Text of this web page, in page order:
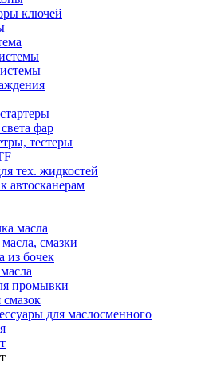
ключей
фар
тестеры
тех. жидкостей
автосканерам
масла
смазки
из бочек
промывки
для маслосменного